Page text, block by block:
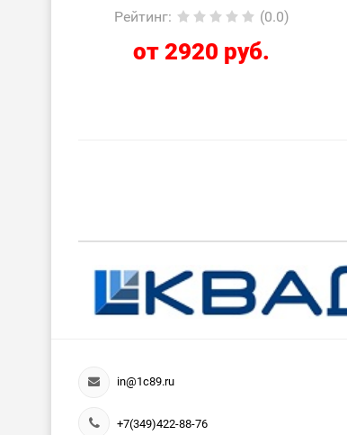
Рейтинг: (0.0)
от 2920 руб.
in@1c89.ru
+7(349)422-88-76